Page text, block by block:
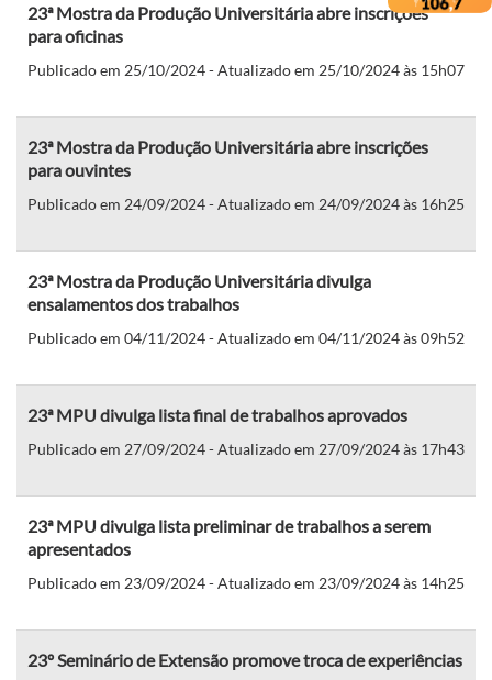
23ª Mostra da Produção Universitária abre inscrições
para oficinas
Publicado em 25/10/2024 - Atualizado em 25/10/2024 às 15h07
23ª Mostra da Produção Universitária abre inscrições
para ouvintes
Publicado em 24/09/2024 - Atualizado em 24/09/2024 às 16h25
23ª Mostra da Produção Universitária divulga
ensalamentos dos trabalhos
Publicado em 04/11/2024 - Atualizado em 04/11/2024 às 09h52
23ª MPU divulga lista final de trabalhos aprovados
Publicado em 27/09/2024 - Atualizado em 27/09/2024 às 17h43
23ª MPU divulga lista preliminar de trabalhos a serem
apresentados
Publicado em 23/09/2024 - Atualizado em 23/09/2024 às 14h25
23º Seminário de Extensão promove troca de experiências